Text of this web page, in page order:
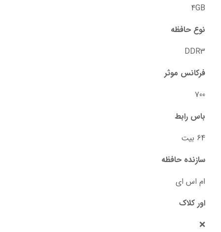
4GB
نوع حافظه
DDR3
فرکانس موثر
700
باس رابط
64 بیت
سازنده حافظه
ام اس ای
اور کلاک
❌